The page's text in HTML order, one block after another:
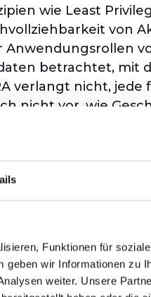
Funktionen für
wir Informationen zu
weiter. Unsere
wie Least
von
Anwendungsrollen
betrachtet, mit
verlangt nicht, jede
nicht vor, wie
regulatorischen
mächtiger
gefährden
neu zu definieren.
dass
aller